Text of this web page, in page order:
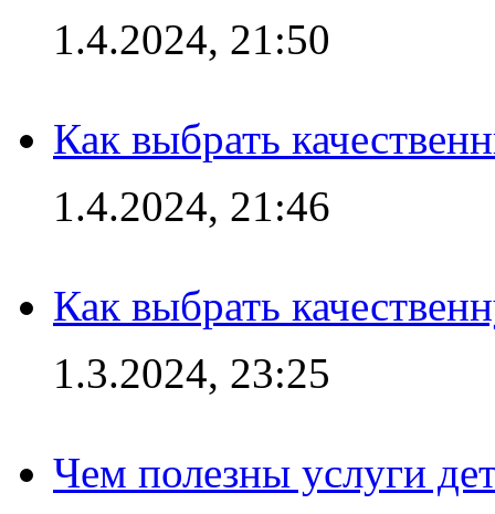
1.4.2024, 21:50
Как выбрать
1.4.2024, 21:46
Как выбрать
1.3.2024, 23:25
Чем полезны услуги